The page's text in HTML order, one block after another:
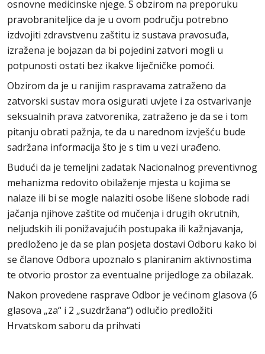
osnovne medicinske njege. S obzirom na preporuku
pravobraniteljice da je u ovom području potrebno
izdvojiti zdravstvenu zaštitu iz sustava pravosuđa,
izražena je bojazan da bi pojedini zatvori mogli u
potpunosti ostati bez ikakve liječničke pomoći.
Obzirom da je u ranijim raspravama zatraženo da
zatvorski sustav mora osigurati uvjete i za ostvarivanje
seksualnih prava zatvorenika, zatraženo je da se i tom
pitanju obrati pažnja, te da u narednom izvješću bude
sadržana informacija što je s tim u vezi urađeno.
Budući da je temeljni zadatak Nacionalnog preventivnog
mehanizma redovito obilaženje mjesta u kojima se
nalaze ili bi se mogle nalaziti osobe lišene slobode radi
jačanja njihove zaštite od mučenja i drugih okrutnih,
neljudskih ili ponižavajućih postupaka ili kažnjavanja,
predloženo je da se plan posjeta dostavi Odboru kako bi
se članove Odbora upoznalo s planiranim aktivnostima
te otvorio prostor za eventualne prijedloge za obilazak.
Nakon provedene rasprave Odbor je većinom glasova (6
glasova „za“ i 2 „suzdržana“) odlučio predložiti
Hrvatskom saboru da prihvati